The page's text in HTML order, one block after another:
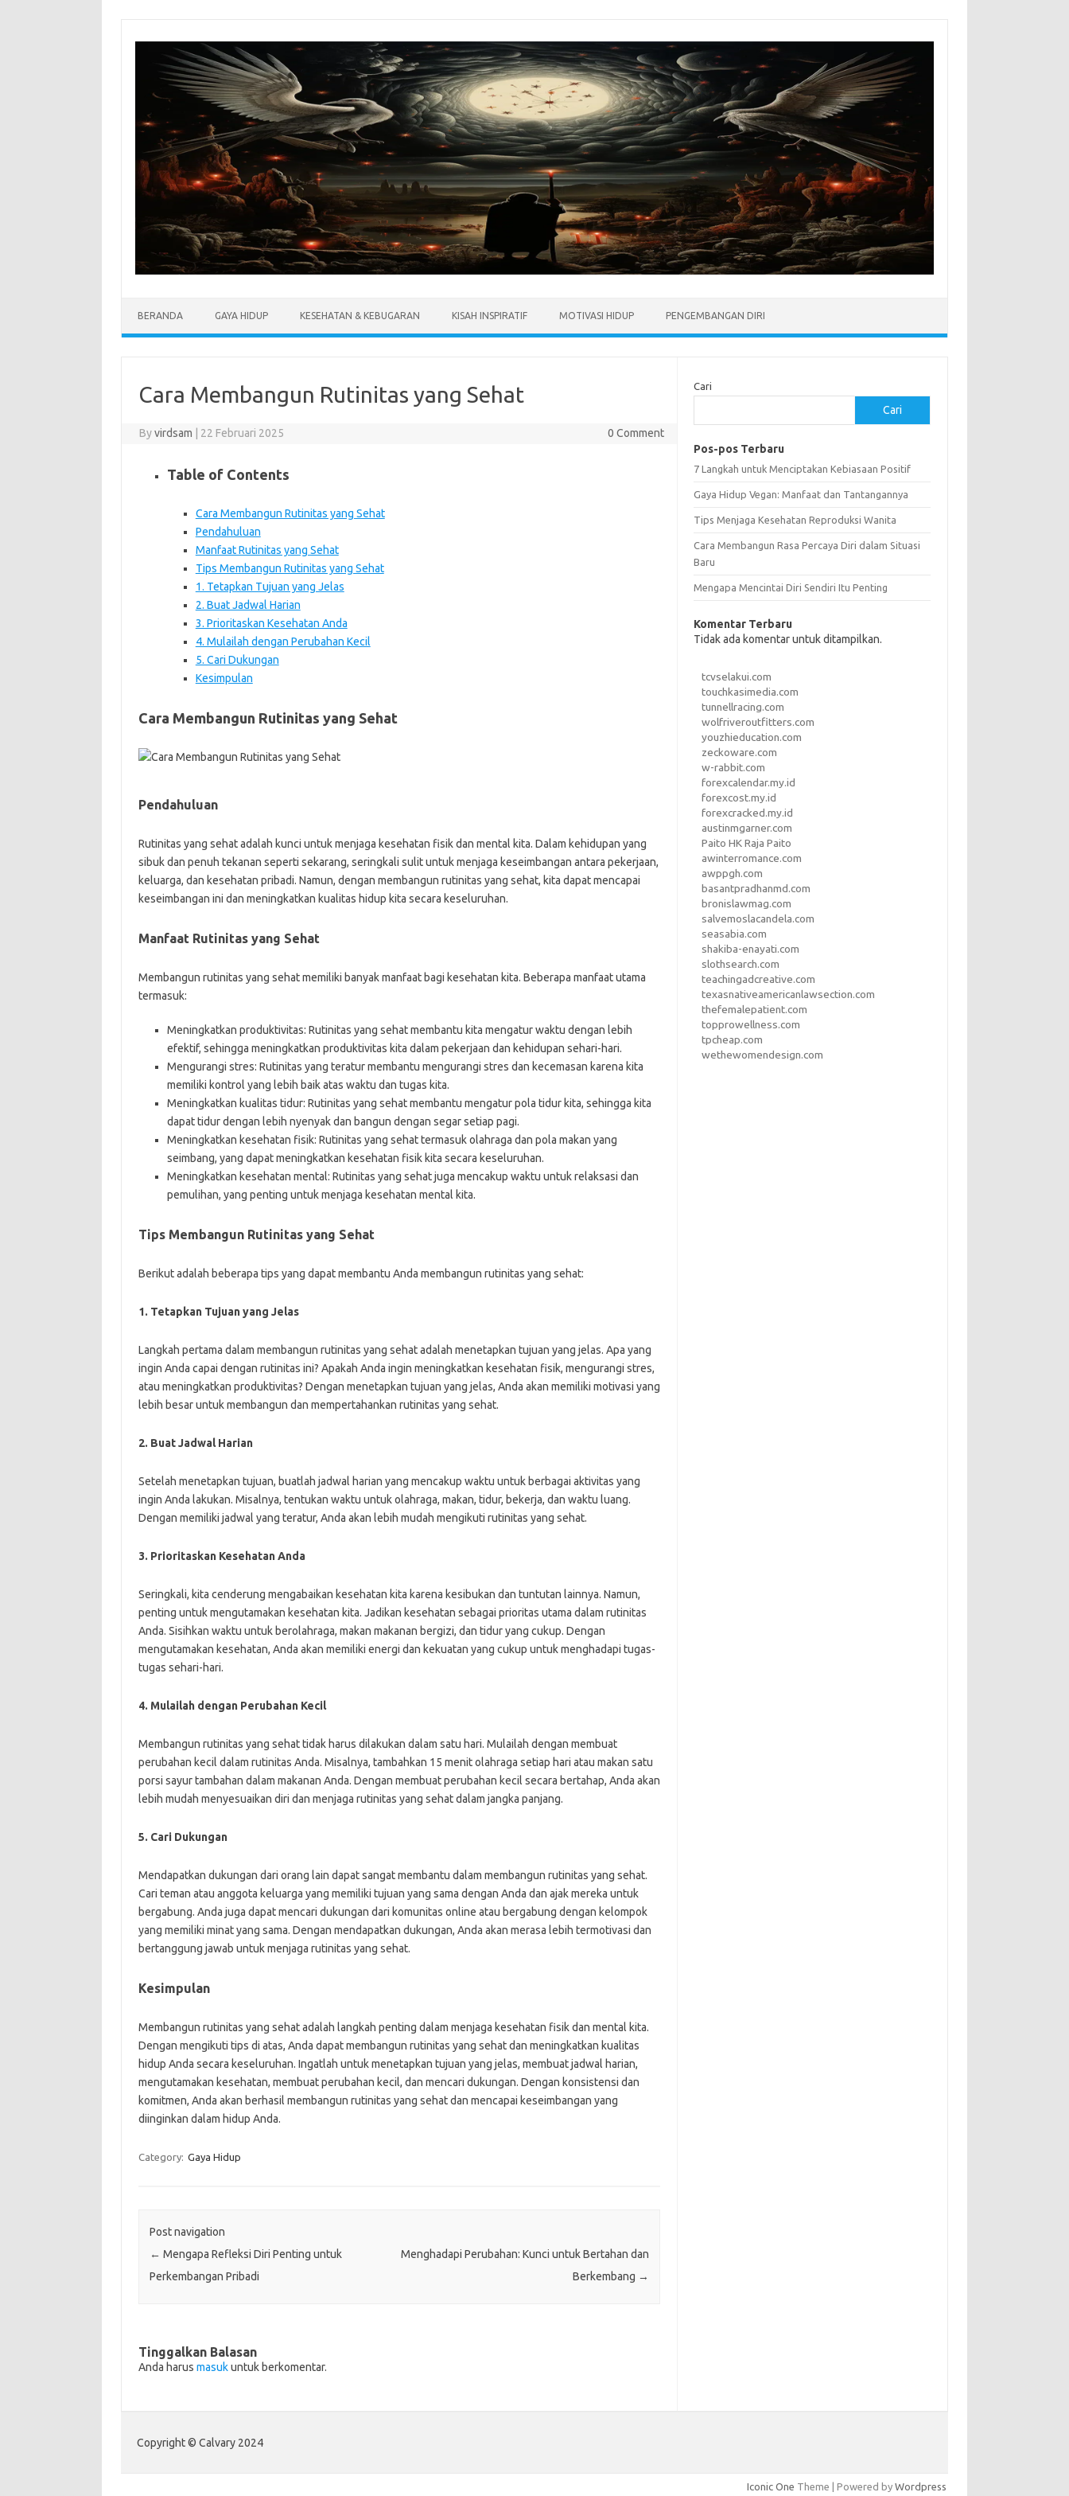
BERANDA GAYA HIDUP KESEHATAN & KEBUGARAN KISAH INSPIRATIF MOTIVASI HIDUP PENGEMBANGAN DIRI
Cara Membangun Rutinitas yang Sehat
Byvirdsam 22 Februari 2025 0 Comment
Table of Contents
Cara Membangun Rutinitas yang Sehat
Pendahuluan
Manfaat Rutinitas yang Sehat
Tips Membangun Rutinitas yang Sehat
1. Tetapkan Tujuan yang Jelas
2. Buat Jadwal Harian
3. Prioritaskan Kesehatan Anda
4. Mulailah dengan Perubahan Kecil
5. Cari Dukungan
Kesimpulan
Cara Membangun Rutinitas yang Sehat
Pendahuluan
Rutinitas yang sehat adalah kunci untuk menjaga kesehatan fisik dan mental kita. Dalam kehidupan yang
sibuk dan penuh tekanan seperti sekarang, seringkali sulit untuk menjaga keseimbangan antara pekerjaan,
keluarga, dan kesehatan pribadi. Namun, dengan membangun rutinitas yang sehat, kita dapat mencapai
keseimbangan ini dan meningkatkan kualitas hidup kita secara keseluruhan.
Manfaat Rutinitas yang Sehat
Membangun rutinitas yang sehat memiliki banyak manfaat bagi kesehatan kita. Beberapa manfaat utama
termasuk:
Meningkatkan produktivitas: Rutinitas yang sehat membantu kita mengatur waktu dengan lebih
efektif, sehingga meningkatkan produktivitas kita dalam pekerjaan dan kehidupan sehari-hari.
Mengurangi stres: Rutinitas yang teratur membantu mengurangi stres dan kecemasan karena kita
memiliki kontrol yang lebih baik atas waktu dan tugas kita.
Meningkatkan kualitas tidur: Rutinitas yang sehat membantu mengatur pola tidur kita, sehingga kita
dapat tidur dengan lebih nyenyak dan bangun dengan segar setiap pagi.
Meningkatkan kesehatan fisik: Rutinitas yang sehat termasuk olahraga dan pola makan yang
seimbang, yang dapat meningkatkan kesehatan fisik kita secara keseluruhan.
Meningkatkan kesehatan mental: Rutinitas yang sehat juga mencakup waktu untuk relaksasi dan
pemulihan, yang penting untuk menjaga kesehatan mental kita.
Tips Membangun Rutinitas yang Sehat
Berikut adalah beberapa tips yang dapat membantu Anda membangun rutinitas yang sehat:
1. Tetapkan Tujuan yang Jelas
Langkah pertama dalam membangun rutinitas yang sehat adalah menetapkan tujuan yang jelas. Apa yang
ingin Anda capai dengan rutinitas ini? Apakah Anda ingin meningkatkan kesehatan fisik, mengurangi stres,
atau meningkatkan produktivitas? Dengan menetapkan tujuan yang jelas, Anda akan memiliki motivasi yang
lebih besar untuk membangun dan mempertahankan rutinitas yang sehat.
2. Buat Jadwal Harian
Setelah menetapkan tujuan, buatlah jadwal harian yang mencakup waktu untuk berbagai aktivitas yang
ingin Anda lakukan. Misalnya, tentukan waktu untuk olahraga, makan, tidur, bekerja, dan waktu luang.
Dengan memiliki jadwal yang teratur, Anda akan lebih mudah mengikuti rutinitas yang sehat.
3. Prioritaskan Kesehatan Anda
Seringkali, kita cenderung mengabaikan kesehatan kita karena kesibukan dan tuntutan lainnya. Namun,
penting untuk mengutamakan kesehatan kita. Jadikan kesehatan sebagai prioritas utama dalam rutinitas
Anda. Sisihkan waktu untuk berolahraga, makan makanan bergizi, dan tidur yang cukup. Dengan
mengutamakan kesehatan, Anda akan memiliki energi dan kekuatan yang cukup untuk menghadapi tugas-
tugas sehari-hari.
4. Mulailah dengan Perubahan Kecil
Membangun rutinitas yang sehat tidak harus dilakukan dalam satu hari. Mulailah dengan membuat
perubahan kecil dalam rutinitas Anda. Misalnya, tambahkan 15 menit olahraga setiap hari atau makan satu
porsi sayur tambahan dalam makanan Anda. Dengan membuat perubahan kecil secara bertahap, Anda akan
lebih mudah menyesuaikan diri dan menjaga rutinitas yang sehat dalam jangka panjang.
5. Cari Dukungan
Mendapatkan dukungan dari orang lain dapat sangat membantu dalam membangun rutinitas yang sehat.
Cari teman atau anggota keluarga yang memiliki tujuan yang sama dengan Anda dan ajak mereka untuk
bergabung. Anda juga dapat mencari dukungan dari komunitas online atau bergabung dengan kelompok
yang memiliki minat yang sama. Dengan mendapatkan dukungan, Anda akan merasa lebih termotivasi dan
bertanggung jawab untuk menjaga rutinitas yang sehat.
Kesimpulan
Membangun rutinitas yang sehat adalah langkah penting dalam menjaga kesehatan fisik dan mental kita.
Dengan mengikuti tips di atas, Anda dapat membangun rutinitas yang sehat dan meningkatkan kualitas
hidup Anda secara keseluruhan. Ingatlah untuk menetapkan tujuan yang jelas, membuat jadwal harian,
mengutamakan kesehatan, membuat perubahan kecil, dan mencari dukungan. Dengan konsistensi dan
komitmen, Anda akan berhasil membangun rutinitas yang sehat dan mencapai keseimbangan yang
diinginkan dalam hidup Anda.
Category: Gaya Hidup
Post navigation
← Mengapa Refleksi Diri Penting untuk
Perkembangan Pribadi
Menghadapi Perubahan: Kunci untuk Bertahan dan
Berkembang →
Tinggalkan Balasan
Anda harus masukuntuk berkomentar.
Cari
Cari
Pos-pos Terbaru
7 Langkah untuk Menciptakan Kebiasaan Positif
Gaya Hidup Vegan: Manfaat dan Tantangannya
Tips Menjaga Kesehatan Reproduksi Wanita
Cara Membangun Rasa Percaya Diri dalam Situasi
Baru
Mengapa Mencintai Diri Sendiri Itu Penting
Komentar Terbaru
Tidak ada komentar untuk ditampilkan.
tcvselakui.com
touchkasimedia.com
tunnellracing.com
wolfriveroutfitters.com
youzhieducation.com
zeckoware.com
w-rabbit.com
forexcalendar.my.id
forexcost.my.id
forexcracked.my.id
austinmgarner.com
Paito HK Raja Paito
awinterromance.com
awppgh.com
basantpradhanmd.com
bronislawmag.com
salvemoslacandela.com
seasabia.com
shakiba-enayati.com
slothsearch.com
teachingadcreative.com
texasnativeamericanlawsection.com
thefemalepatient.com
topprowellness.com
tpcheap.com
wethewomendesign.com
Copyright © Calvary 2024
Iconic One Theme | Powered by Wordpress